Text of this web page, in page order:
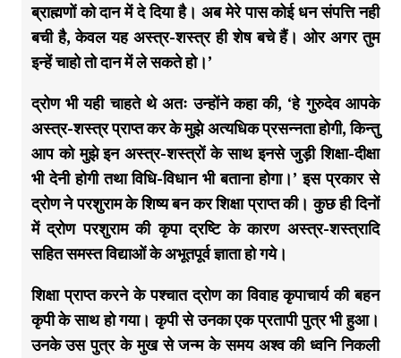
ब्राह्मणों को दान में दे दिया है। अब मेरे पास कोई धन संपत्ति नही
बची है, केवल यह अस्त्र-शस्त्र ही शेष बचे हैं। ओर अगर तुम
इन्हें चाहो तो दान में ले सकते हो।’
द्रोण भी यही चाहते थे अतः उन्होंने कहा की, ‘हे गुरुदेव आपके
अस्त्र-शस्त्र प्राप्त कर के मुझे अत्यधिक प्रसन्नता होगी, किन्तु
आप को मुझे इन अस्त्र-शस्त्रों के साथ इनसे जुड़ी शिक्षा-दीक्षा
भी देनी होगी तथा विधि-विधान भी बताना होगा।’ इस प्रकार से
द्रोण ने परशुराम के शिष्य बन कर शिक्षा प्राप्त की। कुछ ही दिनों
में द्रोण परशुराम की कृपा द्रष्टि के कारण अस्त्र-शस्त्रादि
सहित समस्त विद्याओं के अभूतपूर्व ज्ञाता हो गये।
शिक्षा प्राप्त करने के पश्चात द्रोण का विवाह कृपाचार्य की बहन
कृपी के साथ हो गया। कृपी से उनका एक प्रतापी पुत्र भी हुआ।
उनके उस पुत्र के मुख से जन्म के समय अश्व की ध्वनि निकली